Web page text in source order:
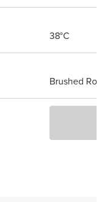
38°C
Brushed